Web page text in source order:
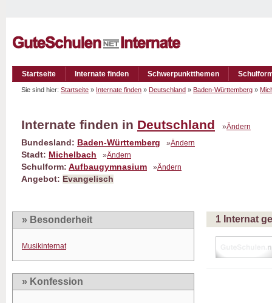
Startseite Internate finden Schwerpunktthemen
Sie sind hier: Startseite » Internate finden » Deutschland » Baden-Württemberg »
Internate finden in Deutschland »Ändern
Bundesland: Baden-Württemberg »Ändern
Stadt: Michelbach »Ändern
Schulform: Aufbaugymnasium »Ändern
Angebot: Evangelisch
» Besonderheit
Musikinternat
» Konfession
1 Internat